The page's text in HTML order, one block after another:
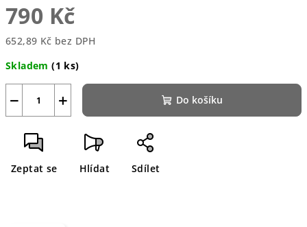
790 Kč
652,89 Kč bez DPH
cena:
Skladem(1 ks)
+
− Do košíku
Zeptat se Hlídat Sdílet